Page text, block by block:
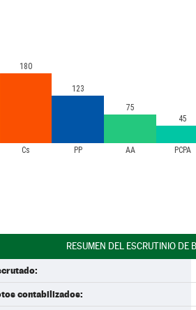
Cs PP AA PCPA
180
123
75
45
RESUMEN DEL ESCRUTINIO DE
contabilizados: